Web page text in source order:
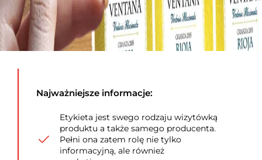
Najważniejsze informacje:
Etykieta jest swego rodzaju wizytówką
produktu a także samego producenta.
Pełni ona zatem rolę nie tylko
informacyjną, ale również